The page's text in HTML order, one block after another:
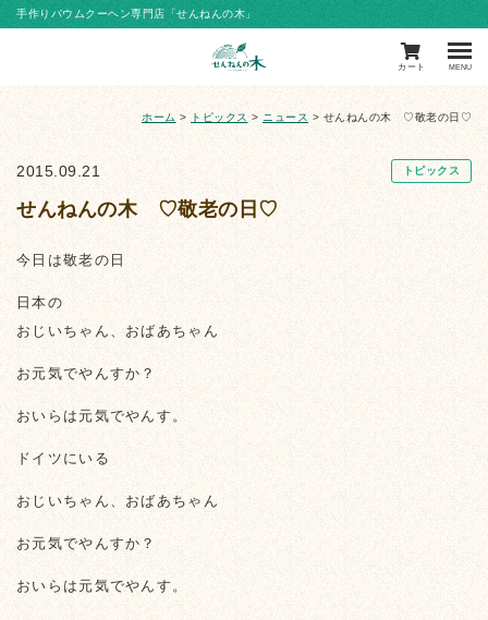
手作りバウムクーヘン専門店「せんねんの木」
カート MENU
ホーム > トピックス > ニュース > せんねんの木 ♡敬老の日♡
トピックス
2015.09.21
せんねんの木 ♡敬老の日♡
今日は敬老の日
日本の
おじいちゃん、おばあちゃん
お元気でやんすか？
おいらは元気でやんす。
ドイツにいる
おじいちゃん、おばあちゃん
お元気でやんすか？
おいらは元気でやんす。